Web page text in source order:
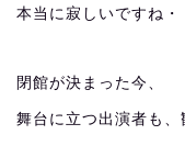
本当に寂しいですね・
閉館が決まった今、
舞台に立つ出演者も、